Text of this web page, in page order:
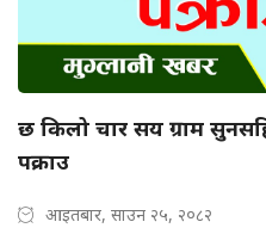
छ किलो चार सय ग्राम
पक्राउ
आइतबार, साउन २५, २०८२